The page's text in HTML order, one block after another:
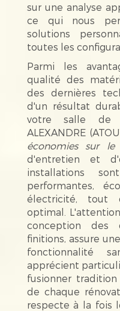
sur une analyse
ce qui nous
solutions
toutes les
Parmi les
qualité des
des dernières
d'un résultat
votre salle de
ALEXANDRE
économies sur
d'entretien et
installations
performantes,
électricité, tout
optimal.
conception des
finitions, assure
fonctionnalité
apprécient
fusionner
de chaque
respecte à la fois